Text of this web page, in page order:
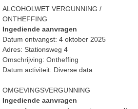
ALCOHOLWET VERGUNNING /
ONTHEFFING
Ingediende aanvragen
Datum ontvangst: 4 oktober 2025
Adres: Stationsweg 4
Omschrijving: Ontheffing
Datum activiteit: Diverse data
OMGEVINGSVERGUNNING
Ingediende aanvragen